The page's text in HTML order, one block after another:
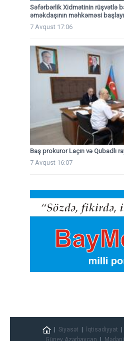
Səfərbərlik Xidmətinin rüşvətlə
əməkdaşının məhkəməsi
7 Avqust 17:06
Baş prokuror Laçın və Qubadlı
7 Avqust 16:07
Siyasət İqtisadiyyat
Güney Azərbaycan